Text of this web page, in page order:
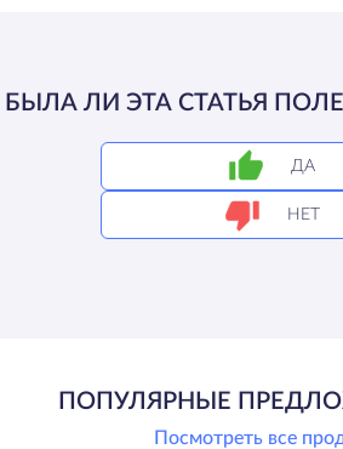
БЫЛА ЛИ ЭТА СТАТЬЯ
ДА
НЕТ
ПОПУЛЯРНЫЕ
Посмотреть все